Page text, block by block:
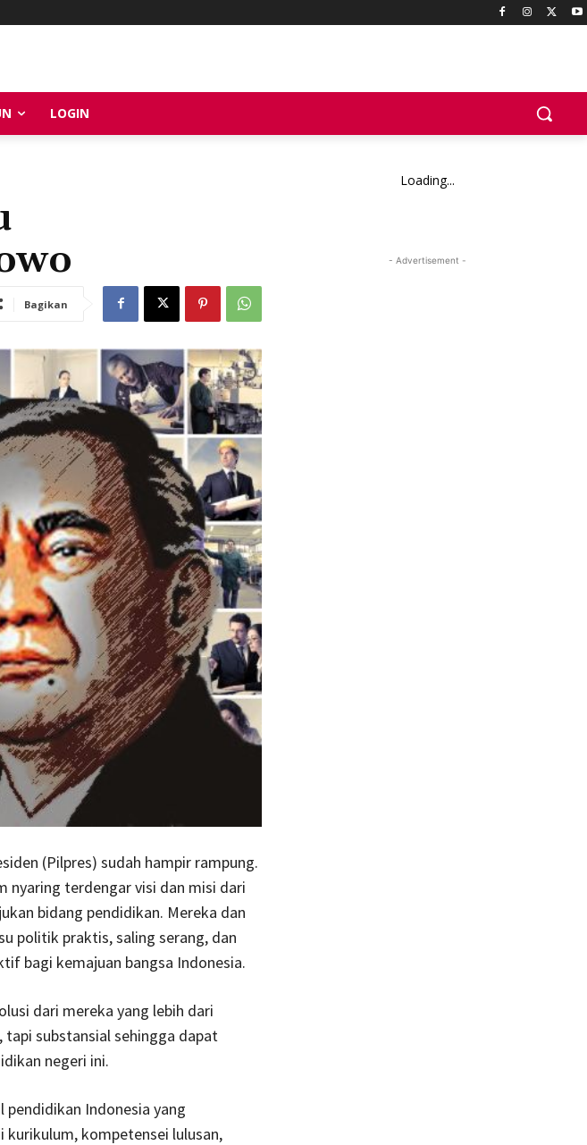
LOGIN
Bagikan
(Pilpres) sudah hampir rampung.
nyaring terdengar visi dan misi dari
bidang pendidikan. Mereka dan
politik praktis, saling serang, dan
bagi kemajuan bangsa Indonesia.
dari mereka yang lebih dari
substansial sehingga dapat
negeri ini.
Indonesia yang
kompetensei lulusan,
Loading...
- Advertisement -